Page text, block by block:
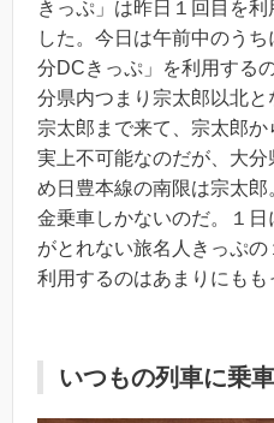
きっぷ」は昨日１回目を
した。今日は午前中のう
分DCきっぷ」を利用する
分県内つまり宗太郎以北
宗太郎まで来て、宗太郎
実上不可能なのだが、大
め日豊本線の南限は宗太
金乗車しかないのだ。１
がとれない旅名人きっぷ
利用するのはあまりにもも
いつもの列車に乗車